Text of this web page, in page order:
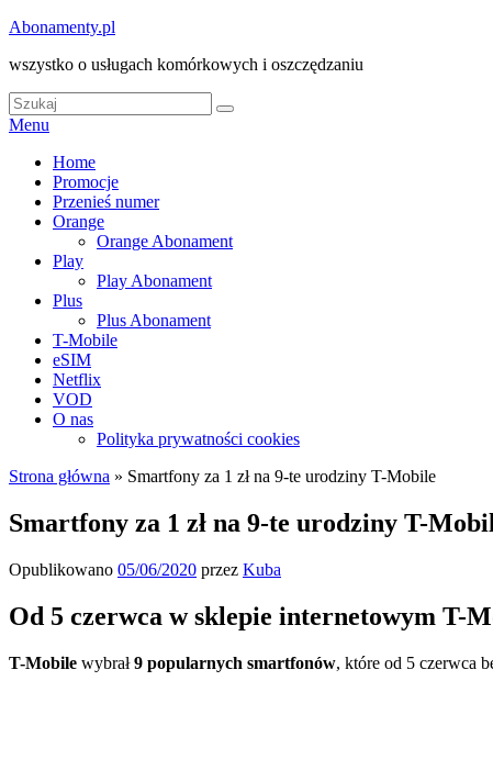
Skip
content
Abonamenty.pl
wszystko o usługach komórkowych i oszczędzaniu
Search
for:
Search
Menu
Główne
menu
Home
Promocje
Przenieś numer
Orange
Orange Abonament
Play
Play Abonament
Plus
Plus Abonament
T-Mobile
eSIM
Netflix
VOD
O nas
Polityka prywatności cookies
Strona główna » Smartfony za 1 zł na 9-te urodziny T-Mobile
Smartfony za 1 zł na 9-te urodziny T-
Opublikowano 05/06/2020 przez Kuba
Od 5 czerwca w sklepie internetowym T-
T-Mobile wybrał9 popularnych smartfonów, które od 5 czerwca